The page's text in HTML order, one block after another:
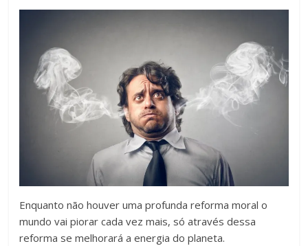
Enquanto não houver uma profunda reforma moral o
mundo vai piorar cada vez mais, só através dessa
reforma se melhorará a energia do planeta.